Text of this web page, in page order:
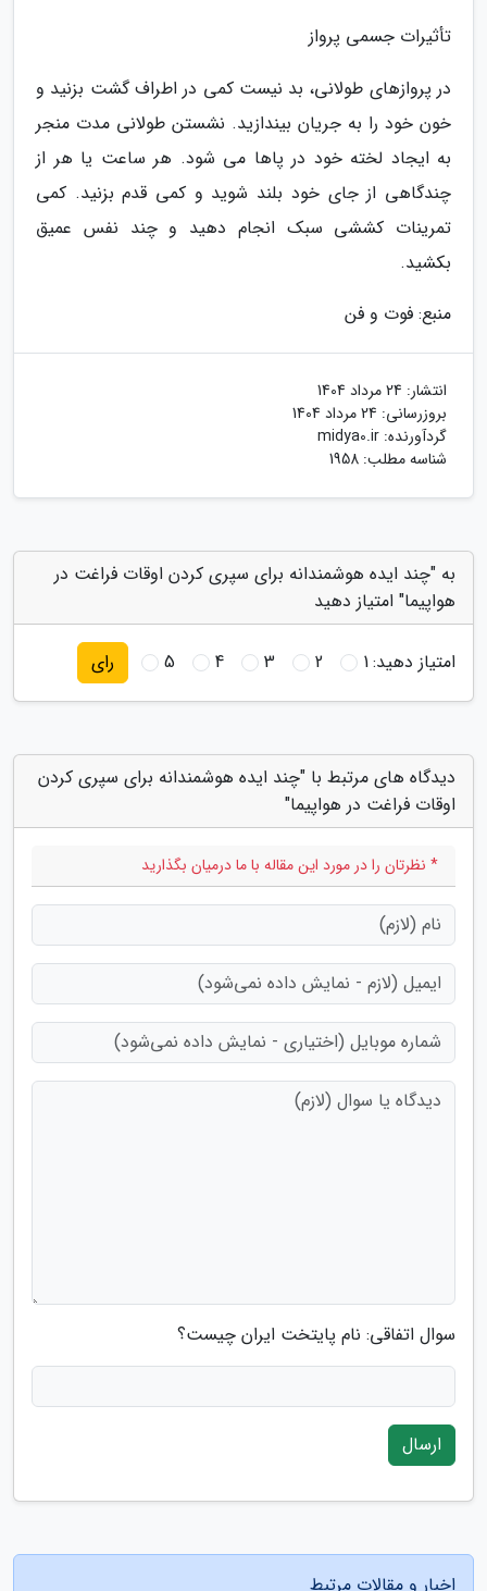
تأثیرات جسمی پرواز
در پروازهای طولانی، بد نیست کمی در اطراف گشت بزنید و
خون خود را به جریان بیندازید. نشستن طولانی مدت منجر
به ایجاد لخته خود در پاها می شود. هر ساعت یا هر از
چندگاهی از جای خود بلند شوید و کمی قدم بزنید. کمی
تمرینات کششی سبک انجام دهید و چند نفس عمیق
بکشید.
منبع: فوت و فن
انتشار: 24 مرداد 1404
بروزرسانی: 24 مرداد 1404
گردآورنده: midya0.ir
شناسه مطلب: 1958
به "چند ایده هوشمندانه برای سپری کردن اوقات فراغت در
هواپیما" امتیاز دهید
امتیاز دهید:1
2
3
4
5 رای
دیدگاه های مرتبط با "چند ایده هوشمندانه برای سپری کردن
اوقات فراغت در هواپیما"
* نظرتان را در مورد این مقاله با ما درمیان بگذارید
سوال اتفاقی: نام پایتخت ایران چیست؟
ارسال
اخبار و مقالات مرتبط